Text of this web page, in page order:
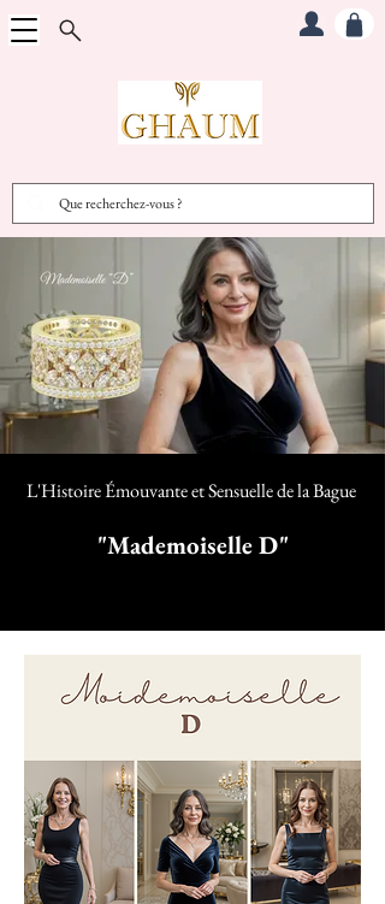
L'Histoire Émouvante et Sensuelle de la Bague
"Mademoiselle D"